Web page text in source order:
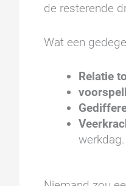
de resterende
Wat een
Relatie
werkdag.